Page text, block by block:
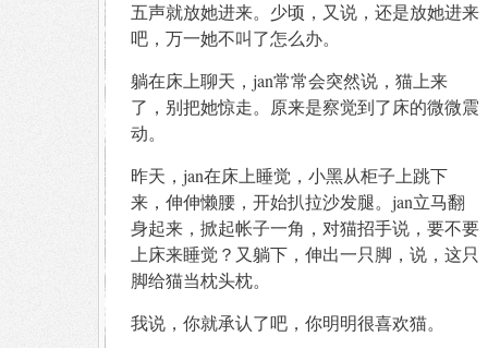
五声就放她进来。少顷，又说，还是放她进来
吧，万一她不叫了怎么办。
躺在床上聊天，jan常常会突然说，猫上来
了，别把她惊走。原来是察觉到了床的微微震
动。
昨天，jan在床上睡觉，小黑从柜子上跳下
来，伸伸懒腰，开始扒拉沙发腿。jan立马翻
身起来，掀起帐子一角，对猫招手说，要不要
上床来睡觉？又躺下，伸出一只脚，说，这只
脚给猫当枕头枕。
我说，你就承认了吧，你明明很喜欢猫。